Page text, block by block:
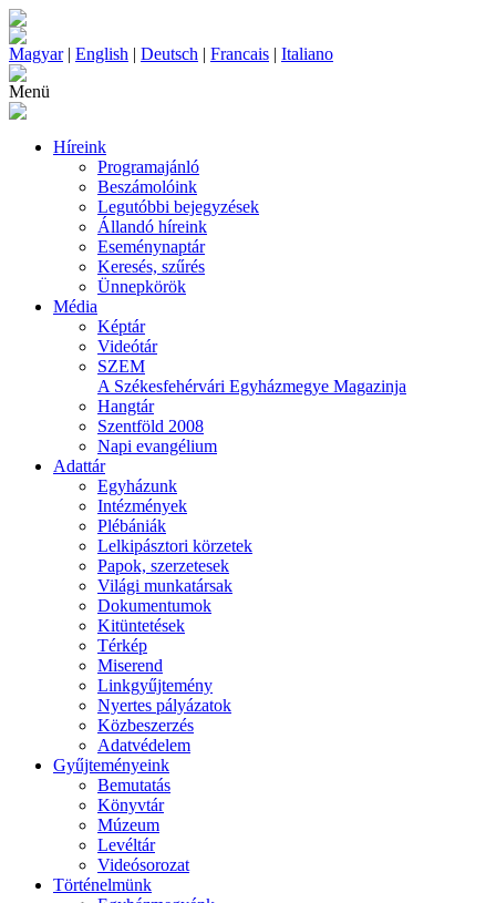
Magyar| English | Deutsch | Francais | Italiano
Menü
Híreink
Programajánló
Beszámolóink
Legutóbbi bejegyzések
Állandó híreink
Eseménynaptár
Keresés, szűrés
Ünnepkörök
Média
Képtár
Videótár
SZEM
A Székesfehérvári Egyházmegye Magazinja
Hangtár
Szentföld 2008
Napi evangélium
Adattár
Egyházunk
Intézmények
Plébániák
Lelkipásztori körzetek
Papok, szerzetesek
Világi munkatársak
Dokumentumok
Kitüntetések
Térkép
Miserend
Linkgyűjtemény
Nyertes pályázatok
Közbeszerzés
Adatvédelem
Gyűjteményeink
Bemutatás
Könyvtár
Múzeum
Levéltár
Videósorozat
Történelmünk